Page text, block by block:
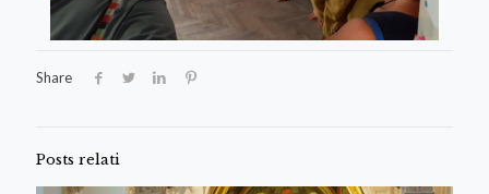
Share
Posts relati